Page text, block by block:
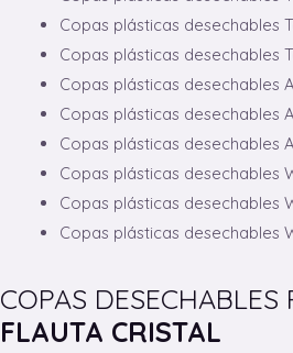
Copas plásticas desechables
Copas plásticas desechables
Copas plásticas desechables
Copas plásticas desechables
Copas plásticas desechables
Copas plásticas desechables
Copas plásticas desechables
Copas plásticas desechables
COPAS DESECHABLES
FLAUTA CRISTAL